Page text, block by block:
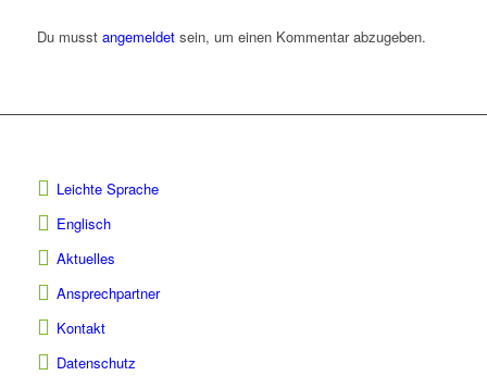
Du musst angemeldetsein, um einen Kommentar abzugeben.
Leichte Sprache
Englisch
Aktuelles
Ansprechpartner
Kontakt
Datenschutz